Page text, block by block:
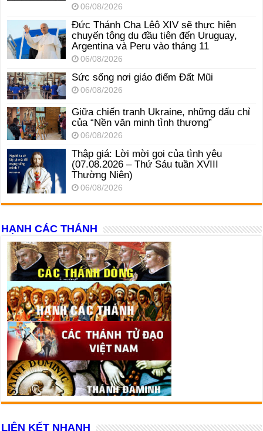
06/08/2026
Đức Thánh Cha Lêô XIV sẽ thực hiện
chuyến tông du đầu tiên đến Uruguay,
Argentina và Peru vào tháng 11
06/08/2026
Sức sống nơi giáo điểm Đất Mũi
06/08/2026
Giữa chiến tranh Ukraine, những dấu chỉ
của “Nền văn minh tình thương”
06/08/2026
Thập giá: Lời mời gọi của tình yêu
(07.08.2026 – Thứ Sáu tuần XVIII
Thường Niên)
06/08/2026
HẠNH CÁC THÁNH
LIÊN KẾT NHANH